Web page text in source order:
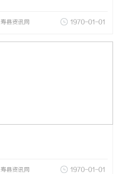
寿县资讯网 1970-01-01
寿县资讯网 1970-01-01